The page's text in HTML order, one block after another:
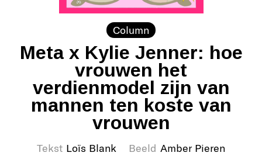
Column
Meta x Kylie Jenner: hoe
vrouwen het
verdienmodel zijn van
mannen ten koste van
vrouwen
Tekst Loïs Blank Beeld Amber Pieren